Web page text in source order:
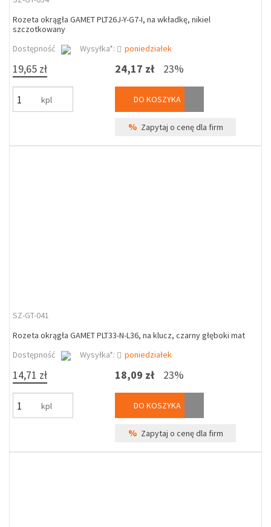
Rozeta okrągła GAMET PLT26J-Y-G7-I, na wkładkę, nikiel
szczotkowany
Dostępność
Wysyłka*: poniedziałek
19,65 zł
kpl
24,17 zł 23%
DO KOSZYKA
% Zapytaj o cenę dla firm
SZ-GT-041
Rozeta okrągła GAMET PLT33-N-L36, na klucz, czarny głęboki mat
Dostępność
Wysyłka*: poniedziałek
14,71 zł
kpl
18,09 zł 23%
DO KOSZYKA
% Zapytaj o cenę dla firm